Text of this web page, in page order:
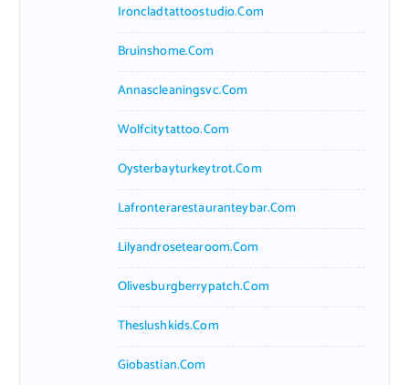
Ironcladtattoostudio.com
Bruinshome.com
Annascleaningsvc.com
Wolfcitytattoo.com
Oysterbayturkeytrot.com
Lafronterarestauranteybar.com
Lilyandrosetearoom.com
Olivesburgberrypatch.com
Theslushkids.com
Giobastian.com